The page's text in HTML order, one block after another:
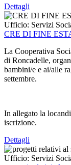
Dettagli
Ufficio: Servizi
CRE DI FINE
La Cooperativa
di Roncadelle,
bambini/e e ai/alle
settembre.
In allegato la
iscrizione.
Dettagli
Ufficio: Servizi